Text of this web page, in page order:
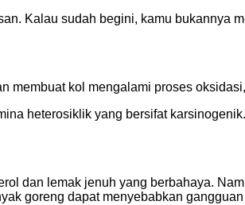
Kalau sudah begini, kamu bukannya
kol mengalami proses
heterosiklik yang bersifat
dan lemak jenuh yang berbahaya.
goreng dapat menyebabkan